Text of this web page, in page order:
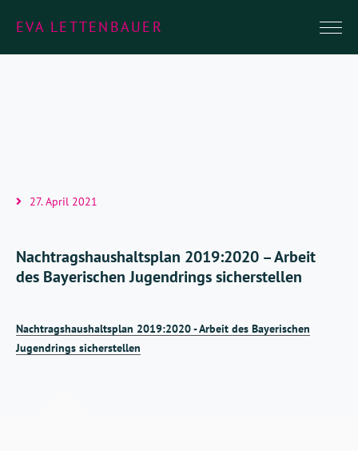
EVA LETTENBAUER
27. April 2021
Nachtragshaushaltsplan 2019:2020 – Arbeit
des Bayerischen Jugendrings sicherstellen
Nachtragshaushaltsplan 2019:2020 - Arbeit des Bayerischen
Jugendrings sicherstellen